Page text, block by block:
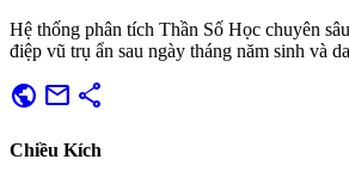
Hệ thống phân tích Thần Số Học chuyên
điệp vũ trụ ẩn sau ngày tháng năm sinh và
public mail share
Chiều Kích